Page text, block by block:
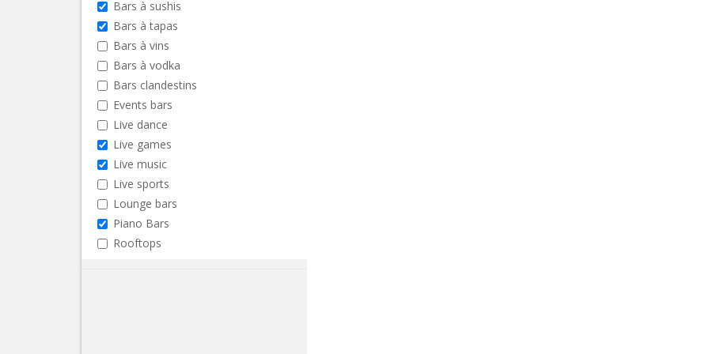
Bars à sushis
Bars à tapas
Bars à vins
Bars à vodka
Bars clandestins
Events bars
Live dance
Live games
Live music
Live sports
Lounge bars
Piano Bars
Rooftops